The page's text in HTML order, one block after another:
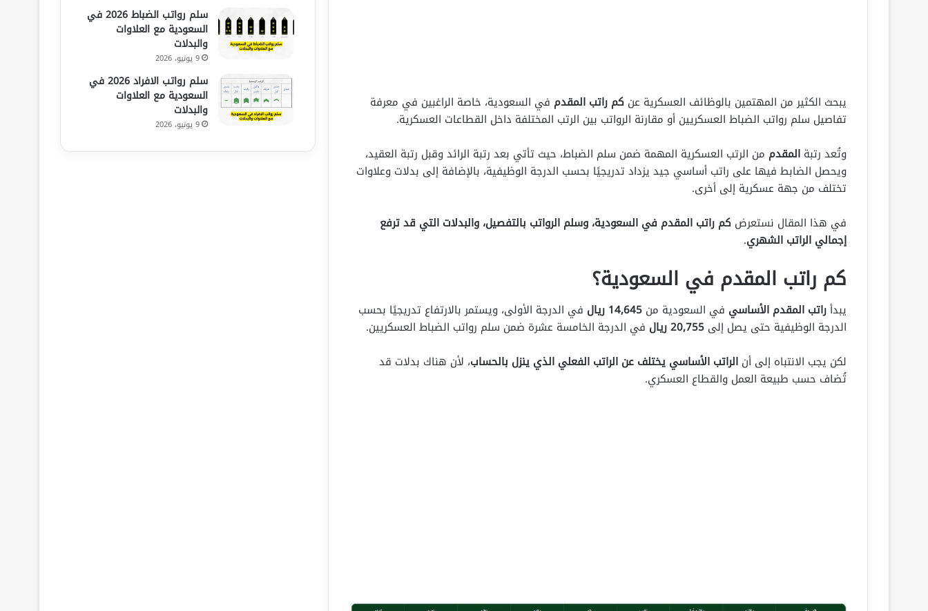
يبحث الكثير من المهتمين بالوظائف العسكرية عن كم راتب المقدم في السعودية، خاصة الراغبين في معرفة
تفاصيل سلم رواتب الضباط العسكريين أو مقارنة الرواتب بين الرتب المختلفة داخل القطاعات العسكرية.
وتُعد رتبة المقدم من الرتب العسكرية المهمة ضمن سلم الضباط، حيث تأتي بعد رتبة الرائد وقبل رتبة العقيد،
ويحصل الضابط فيها على راتب أساسي جيد يزداد تدريجيًا بحسب الدرجة الوظيفية، بالإضافة إلى بدلات وعلاوات
تختلف من جهة عسكرية إلى أخرى.
في هذا المقال نستعرض كم راتب المقدم في السعودية، وسلم الرواتب بالتفصيل، والبدلات التي قد ترفع
إجمالي الراتب الشهري.
كم راتب المقدم في السعودية؟
يبدأراتب المقدم الأساسي في السعودية من 14,645 ريال
في الدرجة الأولى، ويستمر بالارتفاع تدريجيًا بحسب
الدرجة الوظيفية حتى يصل إلى 20,755 ريال
في الدرجة الخامسة عشرة ضمن سلم رواتب الضباط العسكريين.
لكن يجب الانتباه إلى أن الراتب الأساسي يختلف عن الراتب الفعلي الذي ينزل بالحساب، لأن هناك بدلات قد
تُضاف حسب طبيعة العمل والقطاع العسكري.
سلم رواتب الضباط 2026 في
السعودية مع العلاوات
والبدلات
9 يونيو، 2026
سلم رواتب الافراد 2026 في
السعودية مع العلاوات
والبدلات
9 يونيو، 2026